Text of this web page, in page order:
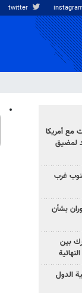
مع أمريكا
لمضيق
غرب
بشأن
بين
الدول